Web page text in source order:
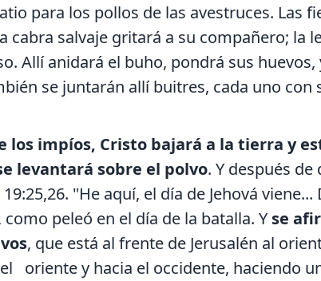
para los pollos de las avestruces. Las
cabra salvaje gritará a su compañero; la
Allí anidará el buho, pondrá sus huevos,
se juntarán allí buitres, cada uno con
los impíos, Cristo bajará a la tierra y
levantará sobre el polvo. Y después
"He aquí, el día de Jehová
peleó en el día de la batalla. Y se
, que está al frente de Jerusalén al
oriente y hacia el occidente, haciendo